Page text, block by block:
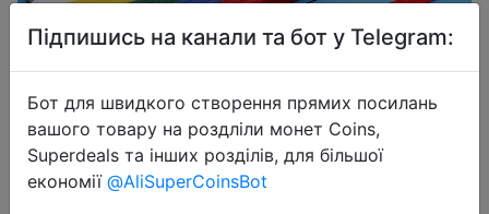
Підпишись на канали та бот у Telegram:
Бот для швидкого створення прямих посилань
вашого товару на роздліли монет Coins,
Superdeals та інших розділів, для більшої
економії @AliSuperCoinsBot